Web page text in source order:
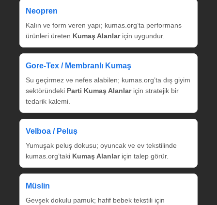
Neopren
Kalın ve form veren yapı; kumas.org’ta performans
ürünleri üreten Kumaş Alanlariçin uygundur.
Gore‑Tex / Membranlı Kumaş
Su geçirmez ve nefes alabilen; kumas.org’ta dış giyim
sektöründeki Parti Kumaş Alanlariçin stratejik bir
tedarik kalemi.
Velboa / Peluş
Yumuşak peluş dokusu; oyuncak ve ev tekstilinde
kumas.org’taki Kumaş Alanlariçin talep görür.
Müslin
Gevşek dokulu pamuk; hafif bebek tekstili için